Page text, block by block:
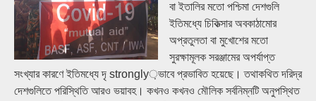
বা ইতালির মতো পশ্চিমা দেশগুলি
ইতিমধ্যে চিকিত্সার অবকাঠামোর
অপ্রতুলতা বা মুখোশের মতো
সুরক্ষামূলক সরঞ্জামের অপর্যাপ্ত
সংখ্যার কারণে ইতিমধ্যে দৃ strongly়ভাবে প্রভাবিত হয়েছে। তথাকথিত দরিদ্র
দেশগুলিতে পরিস্থিতি আরও ভয়াবহ। কখনও কখনও মৌলিক সর্বনিম্নটি অনুপস্থিত